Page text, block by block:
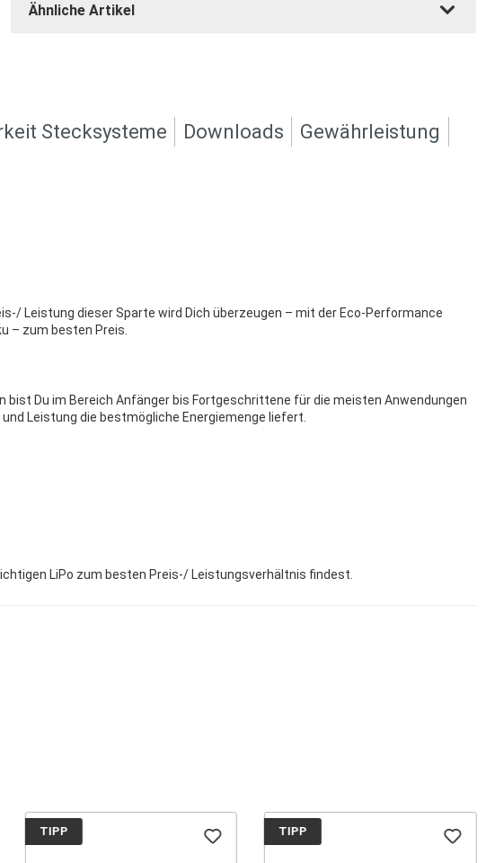
Ähnliche Artikel
Stecksysteme Downloads Gewährleistung
Leistung dieser Sparte wird Dich überzeugen – mit der Eco-Performance
– zum besten Preis.
bist Du im Bereich Anfänger bis Fortgeschrittene für die meisten Anwendungen
Leistung die bestmögliche Energiemenge liefert.
LiPo zum besten Preis-/ Leistungsverhältnis findest.
TIPP TIPP